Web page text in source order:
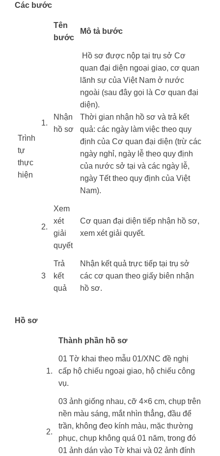
Các bước
Trình
tự
thực
hiện ​
​Tên
bước
Mô tả bước
​1.
​​Nhận
hồ sơ
​​ Hồ sơ được nộp tại trụ sở Cơ
quan đại diện ngoại giao, cơ quan
lãnh sự của Việt Nam ở nước
ngoài (sau đây gọi là Cơ quan đại
diện).
Thời gian nhận hồ sơ và trả kết
quả: các ngày làm việc theo quy
định của Cơ quan đại diện (trừ các
ngày nghỉ, ngày lễ theo quy định
của nước sở tại và các ngày lễ,
ngày Tết theo quy định của Việt
Nam).
​2.
​​Xem
xét
giải
quyết
​Cơ quan đại diện tiếp nhận hồ sơ,
xem xét giải quyết.
​3
​​Trả
kết
quả
​​Nhận kết quả trực tiếp tại trụ sở
các cơ quan theo giấy biên nhận
hồ sơ.
Hồ sơ
​Thành phần hồ sơ
​1.
​​01 Tờ khai theo mẫu 01/XNC đề nghị
cấp hộ chiếu ngoại giao, hộ chiếu công
vụ.
​2.
​03 ảnh giống nhau, cỡ 4×6 cm, chụp trên
nền màu sáng, mắt nhìn thẳng, đầu để
trần, không đeo kính màu, mặc thường
phục, chụp không quá 01 năm, trong đó
01 ảnh dán vào Tờ khai và 02 ảnh đính